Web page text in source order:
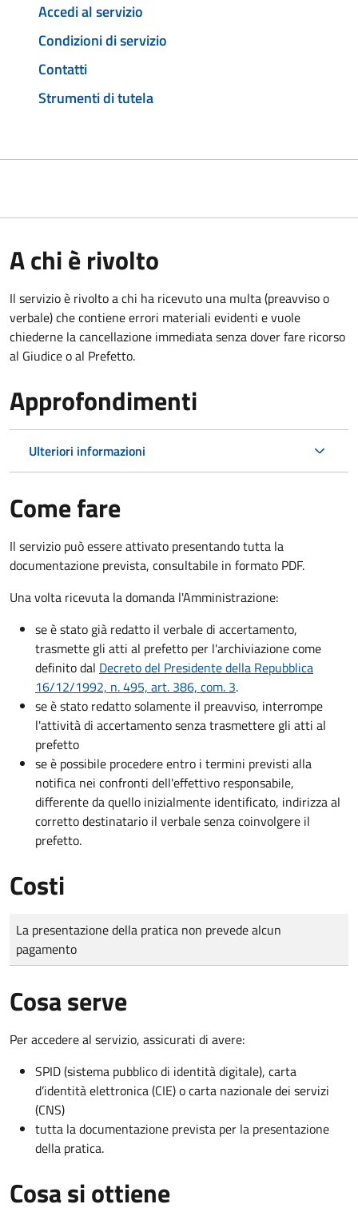
Accedi al servizio
Condizioni di servizio
Contatti
Strumenti di tutela
A chi è rivolto
Il servizio è rivolto a chi ha ricevuto una multa (preavviso o
verbale) che contiene errori materiali evidenti e vuole
chiederne la cancellazione immediata senza dover fare ricorso
al Giudice o al Prefetto.
Approfondimenti
Ulteriori informazioni
Come fare
Il servizio può essere attivato presentando tutta la
documentazione prevista, consultabile in formato PDF.
Una volta ricevuta la domanda l'Amministrazione:
se è stato già redatto il verbale di accertamento,
trasmette gli atti al prefetto per l'archiviazione come
definito dal Decreto del Presidente della Repubblica
16/12/1992, n. 495, art. 386, com. 3.
se è stato redatto solamente il preavviso, interrompe
l'attività di accertamento senza trasmettere gli atti al
prefetto
se è possibile procedere entro i termini previsti alla
notifica nei confronti dell'effettivo responsabile,
differente da quello inizialmente identificato, indirizza al
corretto destinatario il verbale senza coinvolgere il
prefetto.
Costi
Tipo di pagamento
Importo
La presentazione della pratica non prevede alcun
pagamento
Cosa serve
Per accedere al servizio, assicurati di avere:
SPID (sistema pubblico di identità digitale), carta
d’identità elettronica (CIE) o carta nazionale dei servizi
(CNS)
tutta la documentazione prevista per la presentazione
della pratica.
Cosa si ottiene